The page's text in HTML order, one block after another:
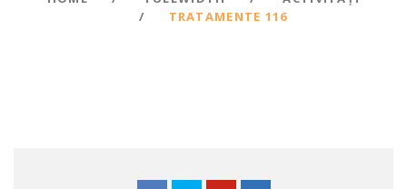
TRATAMENTE 116